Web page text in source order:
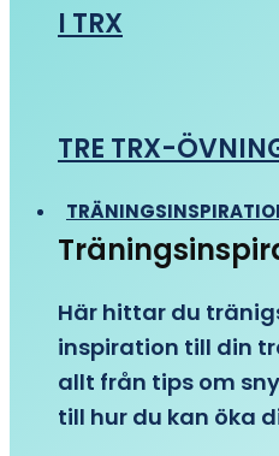
I TRX
TRE TRX-
Här hittar du
inspiration till din
allt från tips om
till hur du kan öka